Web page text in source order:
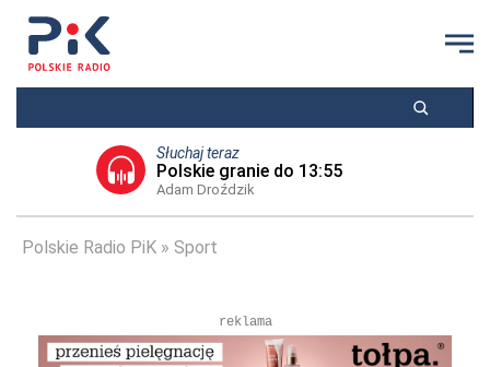
Słuchaj teraz
Polskie granie do 13:55
Adam Droździk
Polskie Radio PiK Sport
reklama